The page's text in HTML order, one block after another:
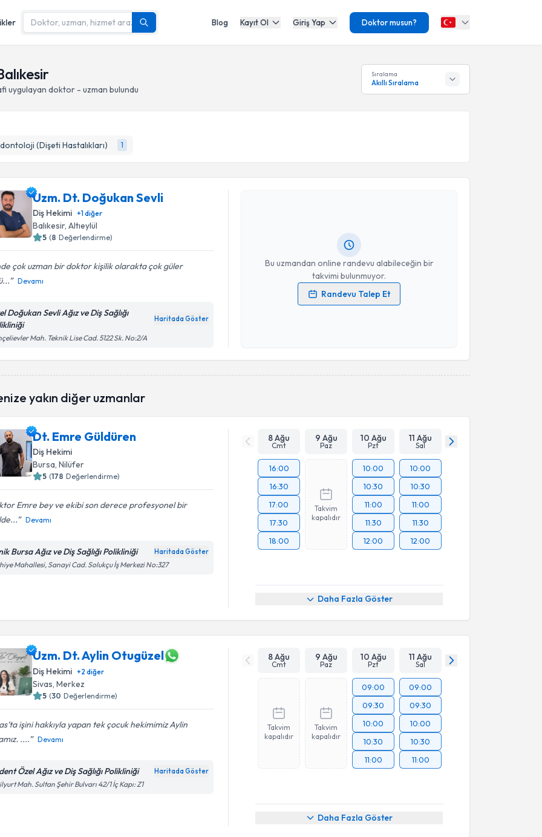
Blog Kayıt Ol Giriş Yap Doktor musun?
uygulayan doktor - uzman bulundu
Sıralama
Akıllı Sıralama
(Dişeti Hastalıkları) 1
Uzm. Dt. Doğukan Sevli
Diş Hekimi +1diğer
Balıkesir, Altıeylül
5 (8 Değerlendirme)
çok uzman bir doktor kişilik olarakta çok güler
Devamı
Doğukan Sevli Ağız ve Diş Sağlığı
Haritada Göster
Mah. Teknik Lise Cad. 5122 Sk. No:2/A
Bu uzmandan online randevu alabileceğin bir
takvimi bulunmuyor.
Randevu Talep Et
Kişisel verilerimin işlenmesine ilişkinAydınlatma Metni
yakın diğer uzmanlar
Dt. Emre Güldüren
Diş Hekimi
Bursa, Nilüfer
5 (178 Değerlendirme)
Emre bey ve ekibi son derece profesyonel bir
Devamı
Bursa Ağız ve Diş Sağlığı Polikliniği Haritada Göster
Mahallesi, Sanayi Cad. Solukçu İş Merkezi No:327
8 Ağu
Cmt
9 Ağu
Paz
10 Ağu
Pzt
11 Ağu
Sal
16:00
16:30
17:00
17:30
18:00
Takvim
kapalıdır
10:00
10:30
11:00
11:30
12:00
10:00
10:30
11:00
11:30
12:00
Daha Fazla Göster
Uzm. Dt. Aylin Otugüzel
Diş Hekimi +2 diğer
Sivas , Merkez
5 (30 Değerlendirme)
işini hakkıyla yapan tek çocuk hekimimiz Aylin
....
Devamı
Özel Ağız ve Diş Sağlığı Polikliniği Haritada Göster
Mah. Sultan Şehir Bulvarı 42/1 İç Kapı: Z1
8 Ağu
Cmt
9 Ağu
Paz
10 Ağu
Pzt
11 Ağu
Sal
Takvim
kapalıdır
Takvim
kapalıdır
09:00
09:30
10:00
10:30
11:00
09:00
09:30
10:00
10:30
11:00
Daha Fazla Göster